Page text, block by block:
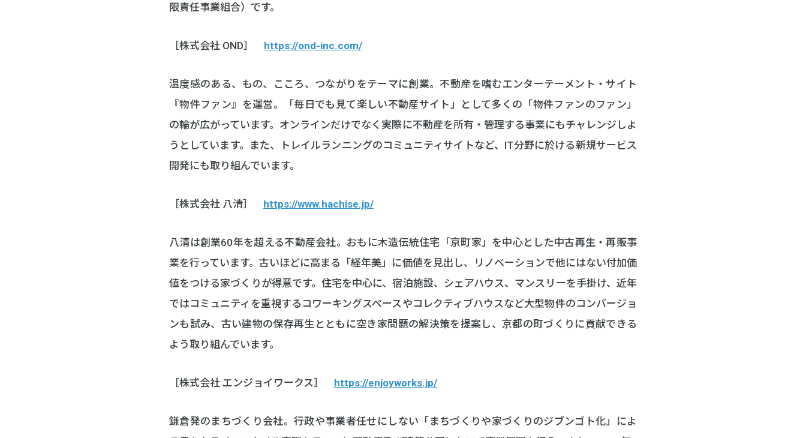
限責任事業組合）です。
［株式会社 OND］ https://ond-inc.com/
温度感のある、もの、こころ、つながりをテーマに創業。不動産を嗜むエンターテーメント・サイト
『物件ファン』を運営。「毎日でも見て楽しい不動産サイト」として多くの「物件ファンのファン」
の輪が広がっています。オンラインだけでなく実際に不動産を所有・管理する事業にもチャレンジしよ
うとしています。また、トレイルランニングのコミュニティサイトなど、IT分野に於ける新規サービス
開発にも取り組んでいます。
［株式会社 八清］ https://www.hachise.jp/
八清は創業60年を超える不動産会社。おもに木造伝統住宅「京町家」を中心とした中古再生・再販事
業を行っています。古いほどに高まる「経年美」に価値を見出し、リノベーションで他にはない付加価
値をつける家づくりが得意です。住宅を中心に、宿泊施設、シェアハウス、マンスリーを手掛け、近年
ではコミュニティを重視するコワーキングスペースやコレクティブハウスなど大型物件のコンバージョ
ンも試み、古い建物の保存再生とともに空き家問題の解決策を提案し、京都の町づくりに貢献できる
よう取り組んでいます。
［株式会社 エンジョイワークス］ https://enjoyworks.jp/
鎌倉発のまちづくり会社。行政や事業者任せにしない「まちづくりや家づくりのジブンゴト化」によ